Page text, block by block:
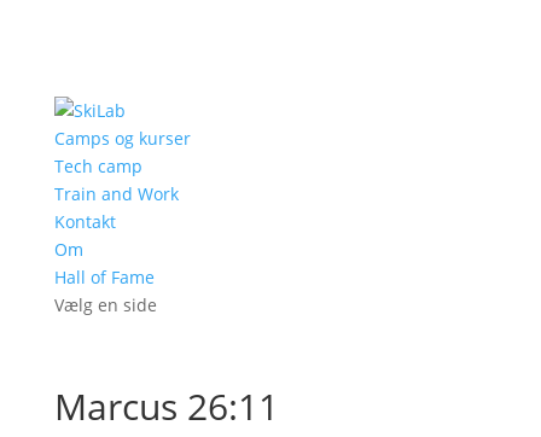
Camps og kurser
Tech camp
Train and Work
Kontakt
Om
Hall of Fame
Vælg en side
Marcus 26:11